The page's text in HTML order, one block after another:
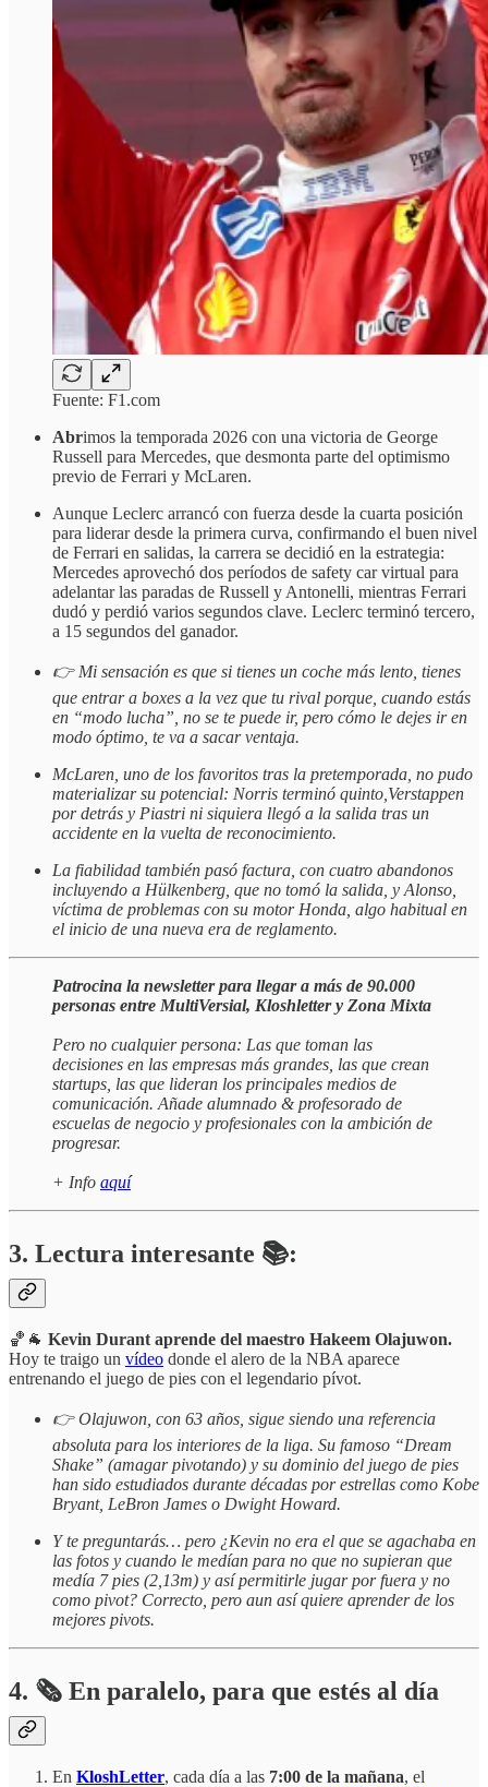
Fuente: F1.com
Abrimos la temporada 2026 con una victoria de George
Russell para Mercedes, que desmonta parte del optimismo
previo de Ferrari y McLaren.
Aunque Leclerc arrancó con fuerza desde la cuarta posición
para liderar desde la primera curva, confirmando el buen nivel
de Ferrari en salidas, la carrera se decidió en la estrategia:
Mercedes aprovechó dos períodos de safety car virtual para
adelantar las paradas de Russell y Antonelli, mientras Ferrari
dudó y perdió varios segundos clave. Leclerc terminó tercero,
a 15 segundos del ganador.
👉 Mi sensación es que si tienes un coche más lento, tienes
que entrar a boxes a la vez que tu rival porque, cuando estás
en “modo lucha”, no se te puede ir, pero cómo le dejes ir en
modo óptimo, te va a sacar ventaja.
McLaren, uno de los favoritos tras la pretemporada, no pudo
materializar su potencial: Norris terminó quinto,Verstappen
por detrás y Piastri ni siquiera llegó a la salida tras un
accidente en la vuelta de reconocimiento.
La fiabilidad también pasó factura, con cuatro abandonos
incluyendo a Hülkenberg, que no tomó la salida, y Alonso,
víctima de problemas con su motor Honda, algo habitual en
el inicio de una nueva era de reglamento.
Patrocina la newsletter para llegar a más de 90.000
personas entre MultiVersial, Kloshletter y Zona Mixta
Pero no cualquier persona: Las que toman las
decisiones en las empresas más grandes, las que crean
startups, las que lideran los principales medios de
comunicación. Añade alumnado & profesorado de
escuelas de negocio y profesionales con la ambición de
progresar.
+ Info aquí
3. Lectura interesante 📚:
🏀🐐 Kevin Durant aprende del maestro Hakeem Olajuwon.
Hoy te traigo un vídeo donde el alero de la NBA aparece
entrenando el juego de pies con el legendario pívot.
👉 Olajuwon, con 63 años, sigue siendo una referencia
absoluta para los interiores de la liga. Su famoso “Dream
Shake” (amagar pivotando) y su dominio del juego de pies
han sido estudiados durante décadas por estrellas como Kobe
Bryant, LeBron James o Dwight Howard.
Y te preguntarás… pero ¿Kevin no era el que se agachaba en
las fotos y cuando le medían para no que no supieran que
medía 7 pies (2,13m) y así permitirle jugar por fuera y no
como pivot? Correcto, pero aun así quiere aprender de los
mejores pivots.
4. 🗞️ En paralelo, para que estés al día
En KloshLetter, cada día a las 7:00 de la mañana, el